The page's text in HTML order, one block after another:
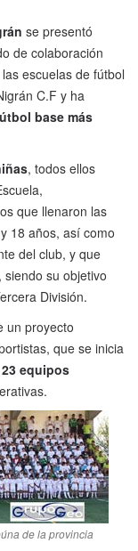
se presentó
de colaboración
escuelas de fútbol
C.F y ha
base más
, todos ellos
que llenaron las
18 años, así como
del club, y que
, siendo su objetivo
División.
un proyecto
que se inicia
23 equipos
de la provincia